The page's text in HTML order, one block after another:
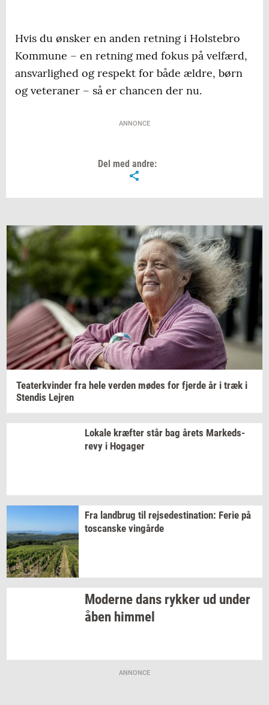
Hvis du ønsker en anden retning i Holstebro
Kommune – en retning med fokus på velfærd,
ansvarlighed og respekt for både ældre, børn
og veteraner – så er chancen der nu.
ANNONCE
Del med andre:
Te­a­ter­kvin­der fra hele ver­den mødes for fjer­de år i træk i
Sten­dis Lej­ren
Lo­ka­le kræf­ter står bag årets Mar­keds­
revy i Ho­ga­ger
Fra land­brug til rej­se­desti­na­tion: Ferie på
toscan­ske vin­går­de
Mo­der­ne dans ryk­ker ud under
åben him­mel
ANNONCE